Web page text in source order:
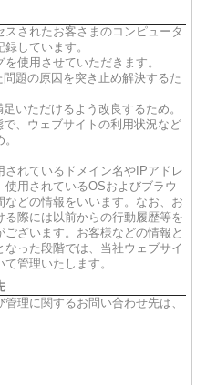
されたお客さまのコンピュータ
しています。
使用させていただきます。
問題の原因を突き止め解決するた
いただけるよう改良するため。
で、ウェブサイトの利用状況など
れているドメイン名やIPアドレ
用されているOSおよびブラウ
どの情報をいいます。なお、お
際には以前からの行動履歴等を
ざいます。お客様などの情報と
った段階では、当社ウェブサイ
管理いたします。
理に関するお問い合わせ先は、